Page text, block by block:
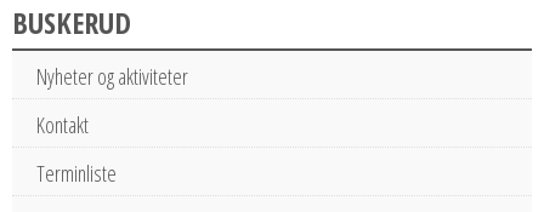
BUSKERUD
Nyheter og aktiviteter
Kontakt
Terminliste